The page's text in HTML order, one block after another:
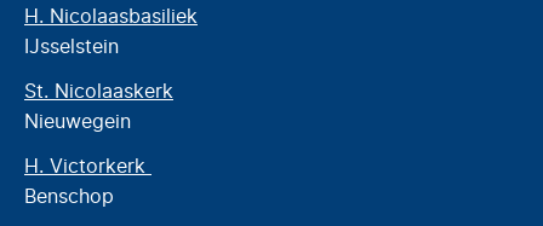
H. Nicolaasbasiliek
IJsselstein
St. Nicolaaskerk
Nieuwegein
H. Victorkerk
Benschop